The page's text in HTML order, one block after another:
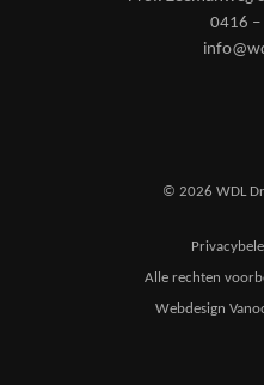
0416 –
© 2026 WDL
Alle rechten
Webdesign